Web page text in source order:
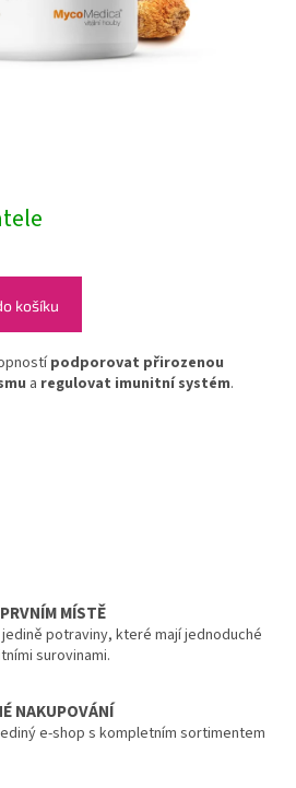
košíku
podporovat přirozenou
a regulovat imunitní systém.
MÍSTĚ
potraviny, které mají jednoduché
surovinami.
NAKUPOVÁNÍ
e-shop s kompletním sortimentem